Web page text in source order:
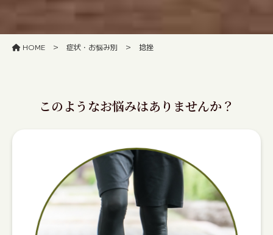
HOME > 症状・お悩み別 > 捻挫
このようなお悩みはありませんか？